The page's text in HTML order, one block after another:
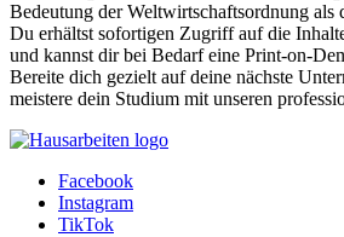
Bedeutung der Weltwirtschaftsordnung als
Du erhältst sofortigen Zugriff auf die
und kannst dir bei Bedarf eine Print-on-
Bereite dich gezielt auf deine nächste
meistere dein Studium mit unseren
Facebook
Instagram
TikTok